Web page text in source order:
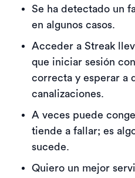
Se ha detectado un
en algunos casos.
Acceder a Streak
que iniciar sesión
correcta y esperar a
canalizaciones.
A veces puede
tiende a fallar; es
sucede.
Quiero un mejor